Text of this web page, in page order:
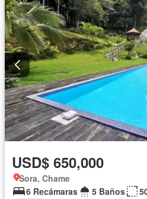
USD$ 650,000
Sora, Chame
6 Recámaras
5 Baños